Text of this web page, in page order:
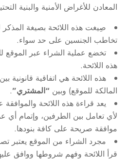
المعادن للأغراض الأمنية والبنية
صِيغت هذه اللائحة بصيغة المذكر
تخاطب الجنسين على حد سواء.
تخضع عملية الشراء عبر
هذه اللائحة.
هذه اللائحة هي اتفاقية قانونية بين
المالكة للموقع) وبين “المشتري”.
يعد قراءة هذه اللائحة
لأي تعامل بين الطرفين، وإتمام أي
موافقة صريحة على كافة بنودها.
مجرد الشراء من الموقع يعتبر
قرأ اللائحة وفهم شروطها ووافق